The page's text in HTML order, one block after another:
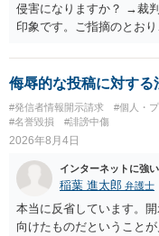
侵害になりますか？ →裁
印象です。ご指摘のとお
侮辱的な投稿に対する
#発信者情報開示請求 #個人・
#名誉毀損
#誹謗中傷
2026年8月4日
インターネットに強
稲葉 進太郎 弁護士
本当に反省しています。
向けたものだということ